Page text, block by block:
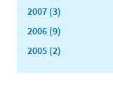
2007 (3)
2006 (9)
2005 (2)